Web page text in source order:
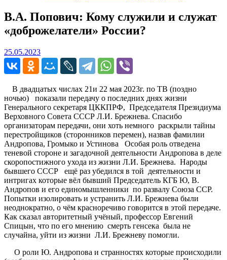
В.А. Попович: Кому служили и служат
«доброжелатели» России?
25.05.202325.05.2023
В двадцатых числах 21и 22 мая 2023г. по ТВ (поздно
ночью) показали передачу о последних днях жизни
Генерального секретаря ЦККПРФ, Председателя Президиума
Верховного Совета СССР Л.И. Брежнева. Спасибо
организаторам передачи, они хоть немного раскрыли тайны
перестройщиков (сторонников перемен), назвав фамилии
Андропова, Громыко и Устинова Особая роль отведена
теневой стороне и загадочной деятельности Андропова в деле
скоропостижного ухода из жизни Л.И. Брежнева. Народы
бывшего СССР ещё раз убедился в той деятельности и
интригах которые вёл бывший Председатель КГБ Ю, В.
Андропов и его единомышленники по развалу Союза ССР.
Попытки изолировать и устранить Л.И. Брежнева были
неоднократно, о чём красноречиво говорится в этой передаче.
Как сказал авторитетный учёный, профессор Евгений
Спицын, что по его мнению смерть генсека была не
случайна, уйти из жизни Л.И. Брежневу помогли.
О роли Ю. Андропова и странностях которые происходили